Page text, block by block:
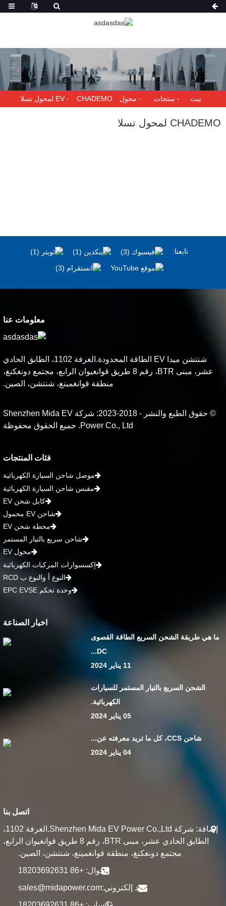
بيت منتجات محول EV CHADEMO لمحول تسلا
CHADEMO لمحول تسلا
تابعنا:
معلومات عنا
شنتشن ميدا EV الطاقة المحدودة.الغرفة 1102، الطابق الحادي
عشر، مبنى BTR، رقم 8 طريق قوانغيوان الرابع، مجتمع دونغكنغ،
منطقة قوانغمينغ، شنتشن، الصين.
© حقوق الطبع والنشر - 2018-2023: شركة Shenzhen Mida EV
Power Co., Ltd. جميع الحقوق محفوظة
فئات المنتجات
موصل شاحن السيارة الكهربائية
مقبس شاحن السيارة الكهربائية
كابل شحن EV
شاحن EV محمول
محطة شحن EV
شاحن سريع بالتيار المستمر
محول EV
إكسسوارات المركبات الكهربائية
النوع أ والنوع ب RCD
وحدة تحكم EPC EVSE
اخبار الصناعة
ما هي طريقة الشحن السريع الطاقة القصوى
DC...
11 يناير 2024
الشحن السريع بالتيار المستمر للسيارات
الكهربائية.
05 يناير 2024
شاحن CCS، كل ما تريد معرفته عن...
04 يناير 2024
اتصل بنا
إضافة: شركة Shenzhen Mida EV Power Co.,Ltd.الغرفة 1102،
الطابق الحادي عشر، مبنى BTR، رقم 8 طريق قوانغيوان الرابع،
مجتمع دونغكنغ، منطقة قوانغمينغ، شنتشن، الصين.
الجوال: +86 18203692631
بريد إلكتروني:sales@midapower.com